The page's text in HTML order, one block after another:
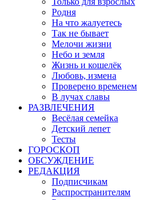
Родня
На что жалуетесь
Так не бывает
Мелочи жизни
Небо и земля
Жизнь и кошелёк
Любовь, измена
Проверено временем
В лучах славы
РАЗВЛЕЧЕНИЯ
Весёлая семейка
Детский лепет
Тесты
ГОРОСКОП
ОБСУЖДЕНИЕ
РЕДАКЦИЯ
Подписчикам
Распространителям